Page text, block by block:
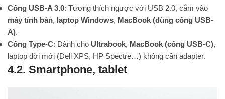
Cổng USB-A 3.0: Tương thích ngược với USB 2.0, cắm vào
máy tính bàn, laptop Windows, MacBook (dùng cổng USB-
A).
Cổng Type-C: Dành cho Ultrabook, MacBook (cổng USB-C),
laptop đời mới (Dell XPS, HP Spectre…) không cần adapter.
4.2. Smartphone, tablet